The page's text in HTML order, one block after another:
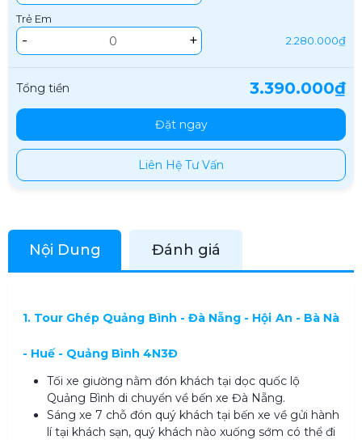
Trẻ Em
- + 2.280.000₫
Tổng tiền 3.390.000₫
Đặt ngay
Liên Hệ Tư Vấn
Nội Dung Đánh giá
1. Tour Ghép Quảng Bình - Đà Nẵng - Hội An - Bà Nà
- Huế - Quảng Bình 4N3Đ
Tối xe giường nằm đón khách tại dọc quốc lộ
Quảng Bình di chuyển về bến xe Đà Nẵng.
Sáng xe 7 chỗ đón quý khách tại bến xe về gửi hành
lí tại khách sạn, quý khách nào xuống sớm có thể đi